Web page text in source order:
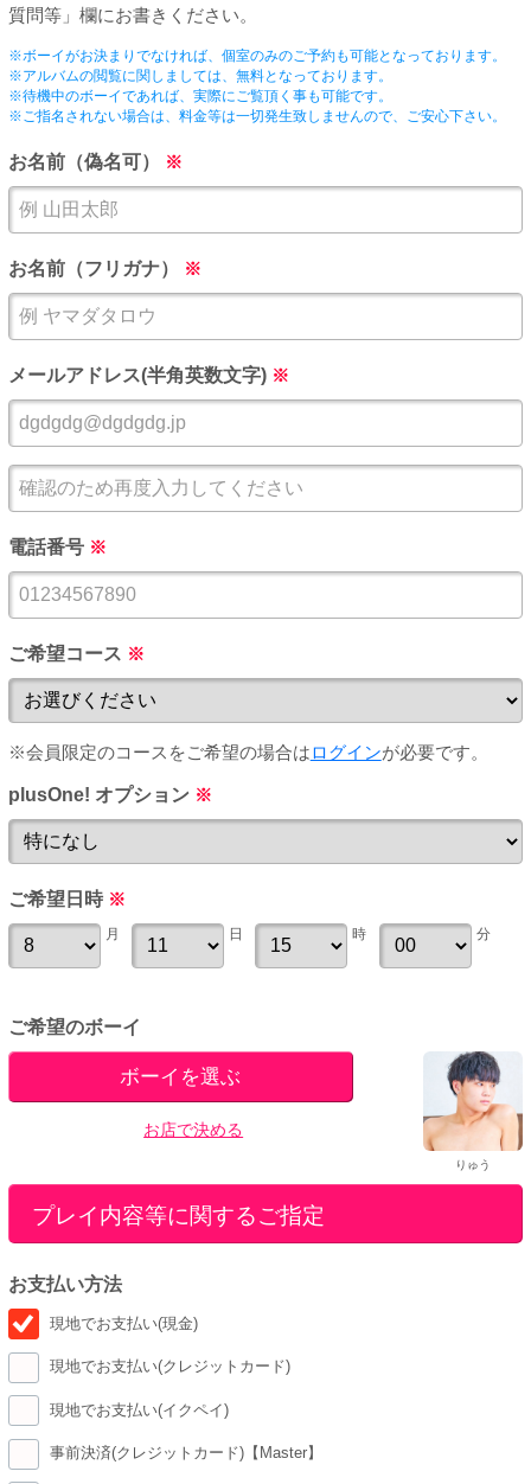
PUA立川
PUA町田
質問等」欄にお書きください。
※ボーイがお決まりでなければ、個室のみのご予約も可能となっております。
※アルバムの閲覧に関しましては、無料となっております。
※待機中のボーイであれば、実際にご覧頂く事も可能です。
※ご指名されない場合は、料金等は一切発生致しませんので、ご安心下さい。
お名前（偽名可） ※
お名前（フリガナ） ※
メールアドレス(半角英数文字) ※
電話番号 ※
ご希望コース ※
※会員限定のコースをご希望の場合はログインが必要です。
plusOne! オプション ※
ご希望日時 ※
月 日 時 分
ご希望のボーイ
りゅう
ボーイを選ぶ
お店で決める
プレイ内容等に関するご指定
お支払い方法
現地でお支払い(現金)
現地でお支払い(クレジットカード)
現地でお支払い(イクペイ)
事前決済(クレジットカード)【Master】